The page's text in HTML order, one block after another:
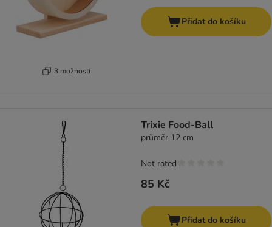
3 možností
Přidat do košíku
Trixie Food-Ball
průměr 12 cm
85 Kč
Not rated
Přidat do košíku